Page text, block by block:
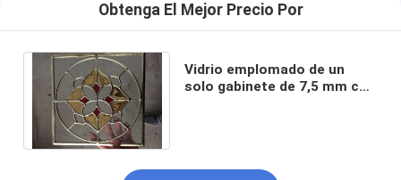
Obtenga El Mejor Precio Por
Vidrio emplomado de un
solo gabinete de 7,5 mm con